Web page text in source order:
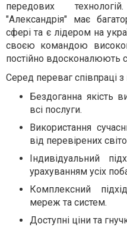
передових
"Александрія" має
сфері та є лідером на
своєю командою
постійно вдосконалюють
Серед переваг співпраці
Бездоганна якість
всі послуги.
Використання
від перевірених
Індивідуальний
урахуванням усіх
Комплексний
мереж та систем.
Доступні ціни та